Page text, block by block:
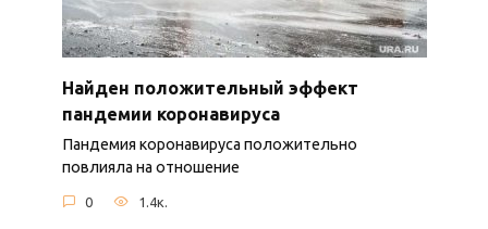
Найден положительный эффект
пандемии коронавируса
Пандемия коронавируса положительно
повлияла на отношение
0 1.4к.